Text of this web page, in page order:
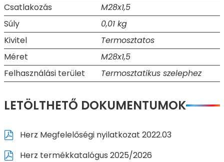
Csatlakozás
M28x1,5
Súly
0,01 kg
Kivitel
Termosztatos
Méret
M28x1,5
Felhasználási terület
Termosztatikus szelephez
LETÖLTHETŐ DOKUMENTUMOK
Herz Megfelelőségi nyilatkozat 2022.03
Herz termékkatalógus 2025/2026